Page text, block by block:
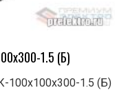
1.5 (Б)
100х100х300-1.5 (Б)